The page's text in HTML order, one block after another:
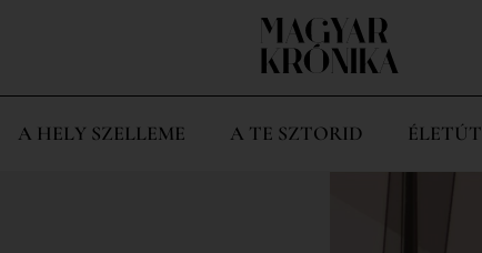
A HELY SZELLEME A TE SZTORID ÉLETÚT